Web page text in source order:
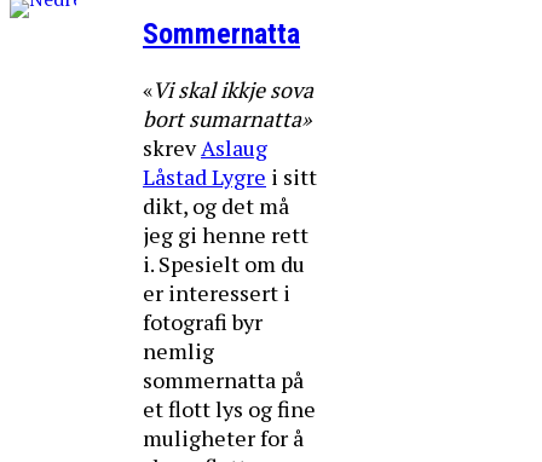
Sommernatta
«Viskalikkjesova
bort sumarnatta»
skrevAslaug
Låstad Lygre i sitt
dikt, og det må
jeg gi henne rett
i. Spesielt om du
er interessert i
fotografi byr
nemlig
sommernatta på
et flott lys og fine
muligheter for å